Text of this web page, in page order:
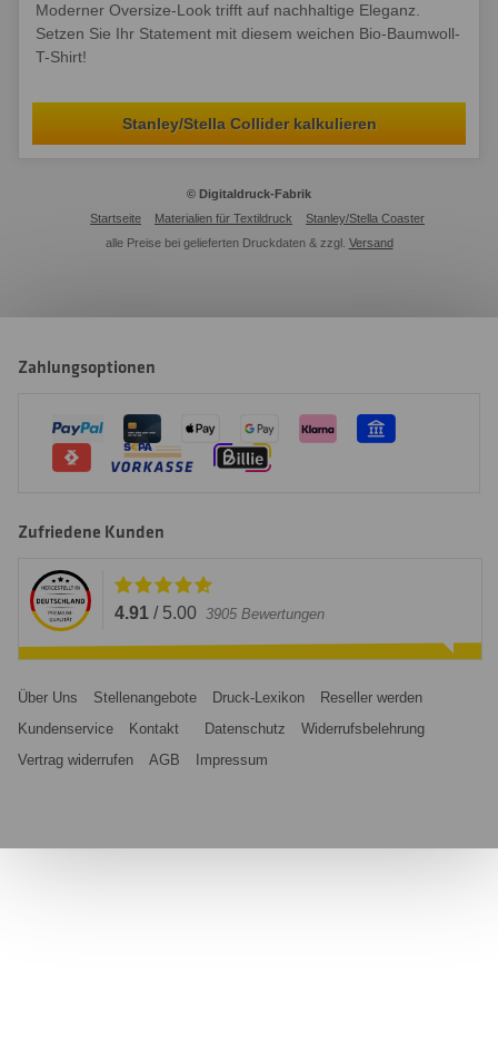
Moderner Oversize-Look trifft auf nachhaltige Eleganz.
Setzen Sie Ihr Statement mit diesem weichen Bio-Baumwoll-
T-Shirt!
Stanley/Stella Collider kalkulieren
© Digitaldruck-Fabrik
Startseite
Materialien für Textildruck
Stanley/Stella Coaster
alle Preise bei gelieferten Druckdaten & zzgl. Versand
Zahlungsoptionen
Zufriedene Kunden
4.91 / 5.00 3905 Bewertungen
Über Uns Stellenangebote Druck-Lexikon
Reseller werden
Kundenservice
Kontakt Datenschutz
Widerrufsbelehrung
Vertrag widerrufen
AGB Impressum